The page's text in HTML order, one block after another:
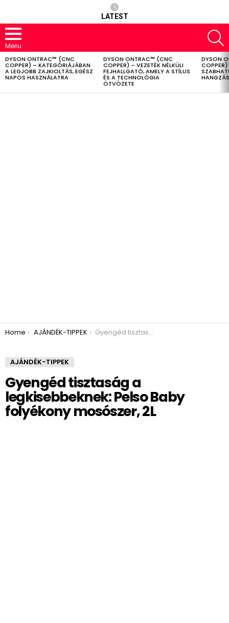
LATEST
Menu
LATEST
STORIES
DYSON ONTRAC™ (CNC
COPPER) – KATEGÓRIÁJÁBAN
A LEGJOBB ZAJKIOLTÁS, EGÉSZ
NAPOS HASZNÁLATRA
DYSON ONTRAC™ (CNC
COPPER) – VEZETÉK NÉLKÜLI
FEJHALLGATÓ, AMELY A STÍLUS
ÉS A TECHNOLÓGIA
ÖTVÖZETE
DYSON
COPPER)
You are here:
Home AJÁNDÉK-TIPPEK Gyengéd tisztaság a legkisebbeknek: Pelso Baby folyékony mosószer, 2L
AJÁNDÉK-TIPPEK
Gyengéd tisztaság a
legkisebbeknek: Pelso Baby
folyékony mosószer, 2L